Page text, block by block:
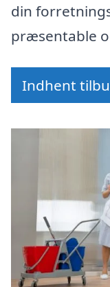
din
præsentable
Indhent